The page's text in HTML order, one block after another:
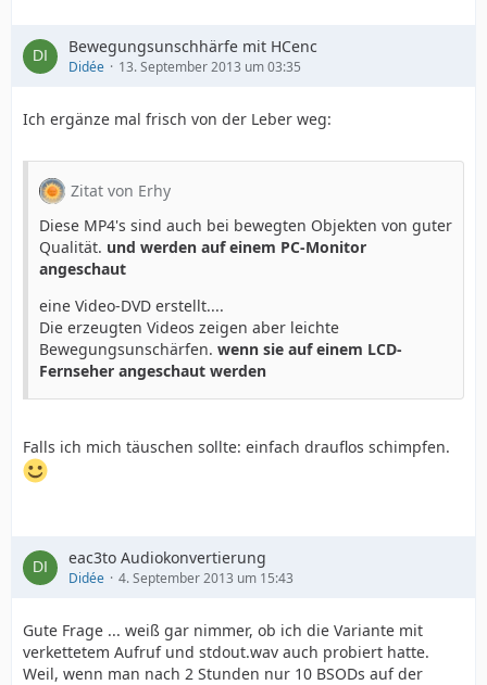
Bewegungsunschhärfe mit HCenc
Didée 13. September 2013 um 03:35
Ich ergänze mal frisch von der Leber weg:
Zitat von Erhy
Diese MP4's sind auch bei bewegten Objekten von guter
Qualität. und werden auf einem PC-Monitor
angeschaut
eine Video-DVD erstellt....
Die erzeugten Videos zeigen aber leichte
Bewegungsunschärfen. wenn sie auf einem LCD-
Fernseher angeschaut werden
Falls ich mich täuschen sollte: einfach drauflos schimpfen.
eac3to Audiokonvertierung
Didée 4. September 2013 um 15:43
Gute Frage ... weiß gar nimmer, ob ich die Variante mit
verkettetem Aufruf und stdout.wav auch probiert hatte.
Weil, wenn man nach 2 Stunden nur 10 BSODs auf der